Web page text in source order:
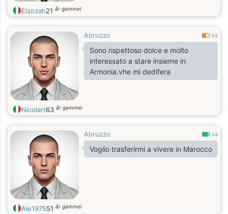
Elzozah21 år gammel
Abruzzo 0.6
Sono rispettoso dolce e molto
interessato a stare insieme in
Armonia.vhe mi dedifera
Nicolart63 år gammel
Abruzzo 0.8
Voglio trasferirmi a vivere in Marocco
Ale197551 år gammel